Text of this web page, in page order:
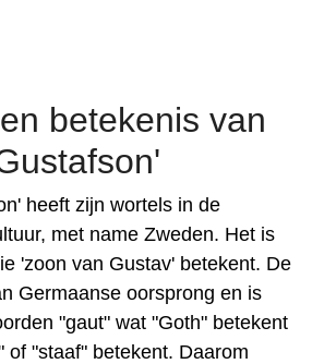
betekenis van
heeft zijn wortels in de
met name Zweden. Het is
'zoon van Gustav' betekent. De
Germaanse oorsprong en is
"gaut" wat "Goth" betekent
of "staaf" betekent. Daarom